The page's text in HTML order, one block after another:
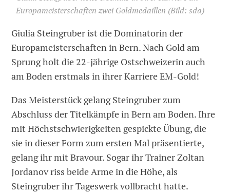
Europameisterschaften zwei Goldmedaillen (Bild: sda)
Giulia Steingruber ist die Dominatorin der
Europameisterschaften in Bern. Nach Gold am
Sprung holt die 22-jährige Ostschweizerin auch
am Boden erstmals in ihrer Karriere EM-Gold!
Das Meisterstück gelang Steingruber zum
Abschluss der Titelkämpfe in Bern am Boden. Ihre
mit Höchstschwierigkeiten gespickte Übung, die
sie in dieser Form zum ersten Mal präsentierte,
gelang ihr mit Bravour. Sogar ihr Trainer Zoltan
Jordanov riss beide Arme in die Höhe, als
Steingruber ihr Tageswerk vollbracht hatte.